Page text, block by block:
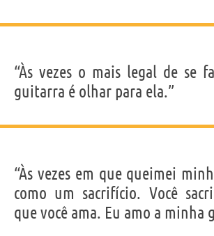
“Às vezes o mais legal de se
guitarra é olhar para ela.”
“Às vezes em que queimei
como um sacrifício. Você
que você ama. Eu amo a minha